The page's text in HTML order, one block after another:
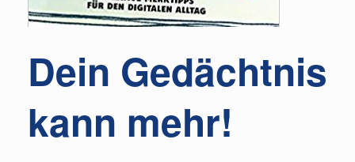
Dein Gedächtnis
kann mehr!